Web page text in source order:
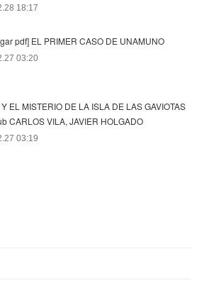
18:17
pdf] EL PRIMER CASO DE UNAMUNO
03:20
EL MISTERIO DE LA ISLA DE LAS GAVIOTAS
CARLOS VILA, JAVIER HOLGADO
03:19